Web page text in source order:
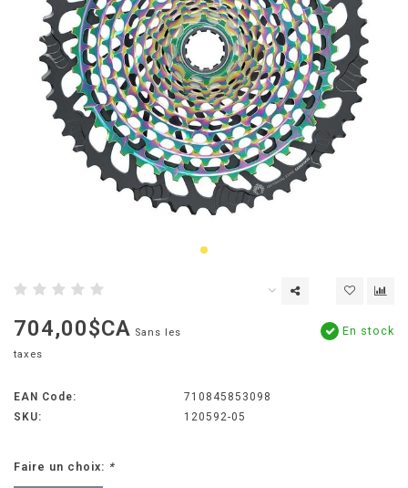
704,00$CA Sans les
taxes
En stock
EAN Code:
710845853098
SKU:
120592-05
Faire un choix: *